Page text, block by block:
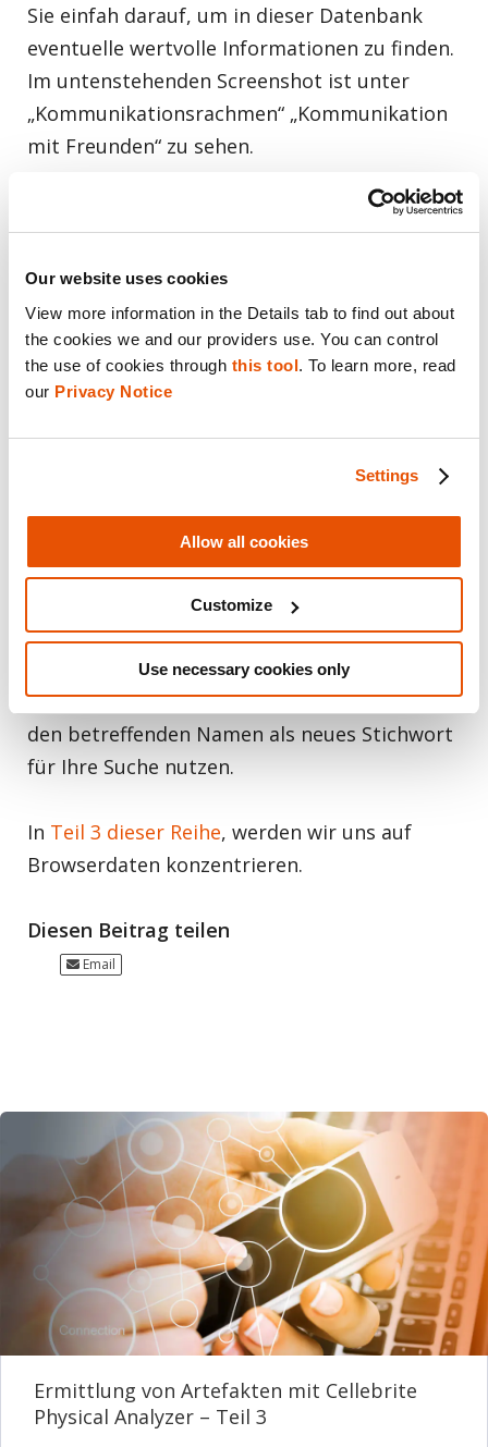
Our website uses cookies
View more information in the Details tab to find out about
the cookies we and our providers use. You can control
the use of cookies through this tool. To learn more, read
our Privacy Notice
Settings
Allow all cookies
Customize
Use necessary cookies only
Sie einfah darauf, um in dieser Datenbank
eventuelle wertvolle Informationen zu finden.
Im untenstehenden Screenshot ist unter
„Kommunikationsrachmen“ „Kommunikation
mit Freunden“ zu sehen.
Gaming-Apps als Quellen für Chats. Die
meisten Menschen plaudern aber während
des Gamens gerne. Unten sehen wir also 19
Chat-Nachrichten unter „Kommunikation mit
Freunden“. Und wir sehen alle Benutzer (18),
die dieses Spiel gespielt haben.
Meistens werden Namen mehrfach
verwendet. Ich bin also in vielen dieser
Gaming-Apps Hmihalik11. Wenn Sie
herausfinden, dass dies bei einer Ihrer
Ermittlungen der Fall ist, sollten Sie so
vorgehen, wie Sie es nun gelernt haben, und
den betreffenden Namen als neues Stichwort
für Ihre Suche nutzen.
In Teil 3 dieser Reihe, werden wir uns auf
Browserdaten konzentrieren.
Diesen Beitrag teilen
Email
Ermittlung von Artefakten mit Cellebrite
Physical Analyzer – Teil 3